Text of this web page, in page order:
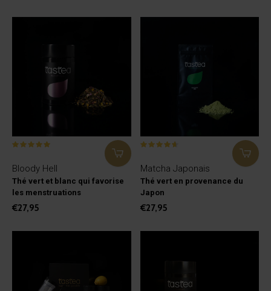
Bloody Hell
Thé vert et blanc qui favorise
les menstruations
€27,95
Matcha Japonais
Thé vert en provenance du
Japon
€27,95